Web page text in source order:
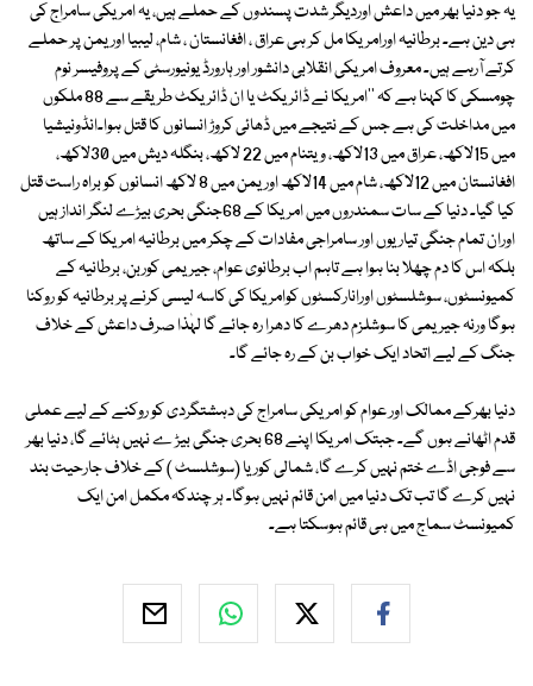
یہ جو دنیا بھر میں داعش اوردیگر شدت پسندوں کے حملے ہیں، یہ امریکی سامراج کی
ہی دین ہے۔ برطانیہ اورامریکا مل کر ہی عراق ، افغانستان ، شام، لیبیا اور یمن پر حملے
کرتے آرہے ہیں۔ معروف امریکی انقلابی دانشور اور ہارورڈ یونیورسٹی کے پروفیسر نوم
چومسکی کا کہنا ہے کہ ''امریکا نے ڈائریکٹ یا ان ڈائریکٹ طریقے سے 88 ملکوں
میں مداخلت کی ہے جس کے نتیجے میں ڈھائی کروڑ انسانوں کا قتل ہوا۔انڈونیشیا
میں 15لاکھ، عراق میں 13لاکھ، ویتنام میں 22 لاکھ، بنگلہ دیش میں 30لاکھ،
افغانستان میں 12لاکھ، شام میں 14لاکھ اور یمن میں 8 لاکھ انسانوں کو براہ راست قتل
کیا گیا۔ دنیا کے سات سمندروں میں امریکا کے 68جنگی بحری بیڑے لنگر انداز ہیں
اوران تمام جنگی تیاریوں اور سامراجی مفادات کے چکر میں برطانیہ امریکا کے ساتھ
بلکہ اس کا دم چھلا بنا ہوا ہے تاہم اب برطانوی عوام، جیریمی کوربن، برطانیہ کے
کمیونسٹوں، سوشلسٹوں اورانارکسٹوں کوامریکا کی کاسہ لیسی کرنے پر برطانیہ کو روکنا
ہوگا ورنہ جیریمی کا سوشلزم دھرے کا دھرا رہ جائے گا لہٰذا صرف داعش کے خلاف
جنگ کے لیے اتحاد ایک خواب بن کے رہ جائے گا۔
دنیا بھرکے ممالک اور عوام کو امریکی سامراج کی دہشتگردی کو روکنے کے لیے عملی
قدم اٹھانے ہوں گے۔ جبتک امریکا اپنے 68 بحری جنگی بیڑ ے نہیں ہٹائے گا، دنیا بھر
سے فوجی اڈے ختم نہیں کرے گا، شمالی کوریا (سوشلسٹ ) کے خلاف جارحیت بند
نہیں کرے گا تب تک دنیا میں امن قائم نہیں ہوگا۔ ہر چندکہ مکمل امن ایک
کمیونسٹ سماج میں ہی قائم ہوسکتا ہے۔